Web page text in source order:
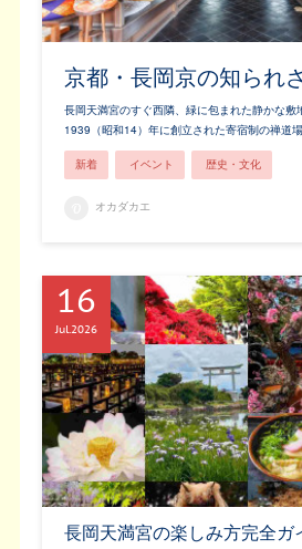
京都・長岡京の知られ
長岡天満宮のすぐ西隣、緑に包まれた静かな敷
1939（昭和14）年に創立された寄宿制の禅道
新着 イベント 歴史・文化
オカダカエ
長岡天満宮の楽しみ方完全ガ
16
Jul2026